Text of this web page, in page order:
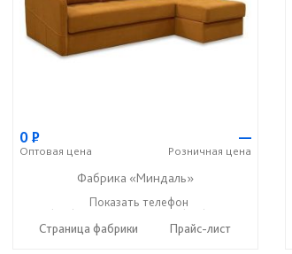
0Р
Оптовая цена
—
Розничная цена
Фабрика «Миндаль»
+7 (927) 630-62-82 ☎+7 (917) 638-44-17
Показать телефон
Страница фабрики
Прайс-лист